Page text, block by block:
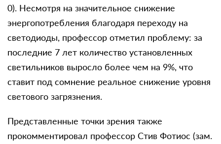
0). Несмотря на значительное снижение
энергопотребления благодаря переходу на
светодиоды, профессор отметил проблему: за
последние 7 лет количество установленных
светильников выросло более чем на 9%, что
ставит под сомнение реальное снижение уровня
светового загрязнения.
Представленные точки зрения также
прокомментировал профессор Стив Фотиос (зам.